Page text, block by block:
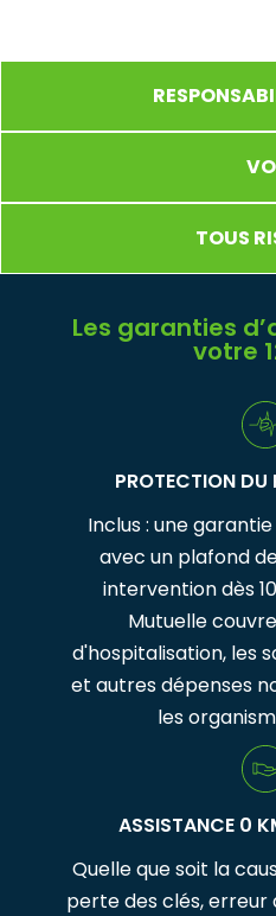
TOUS
Les garanties
votre
PROTECTION DU
Inclus : une
avec un plafond
intervention dès
Mutuelle
d'hospitalisation, les
et autres dépenses
les
ASSISTANCE 0
Quelle que soit la
perte des clés,